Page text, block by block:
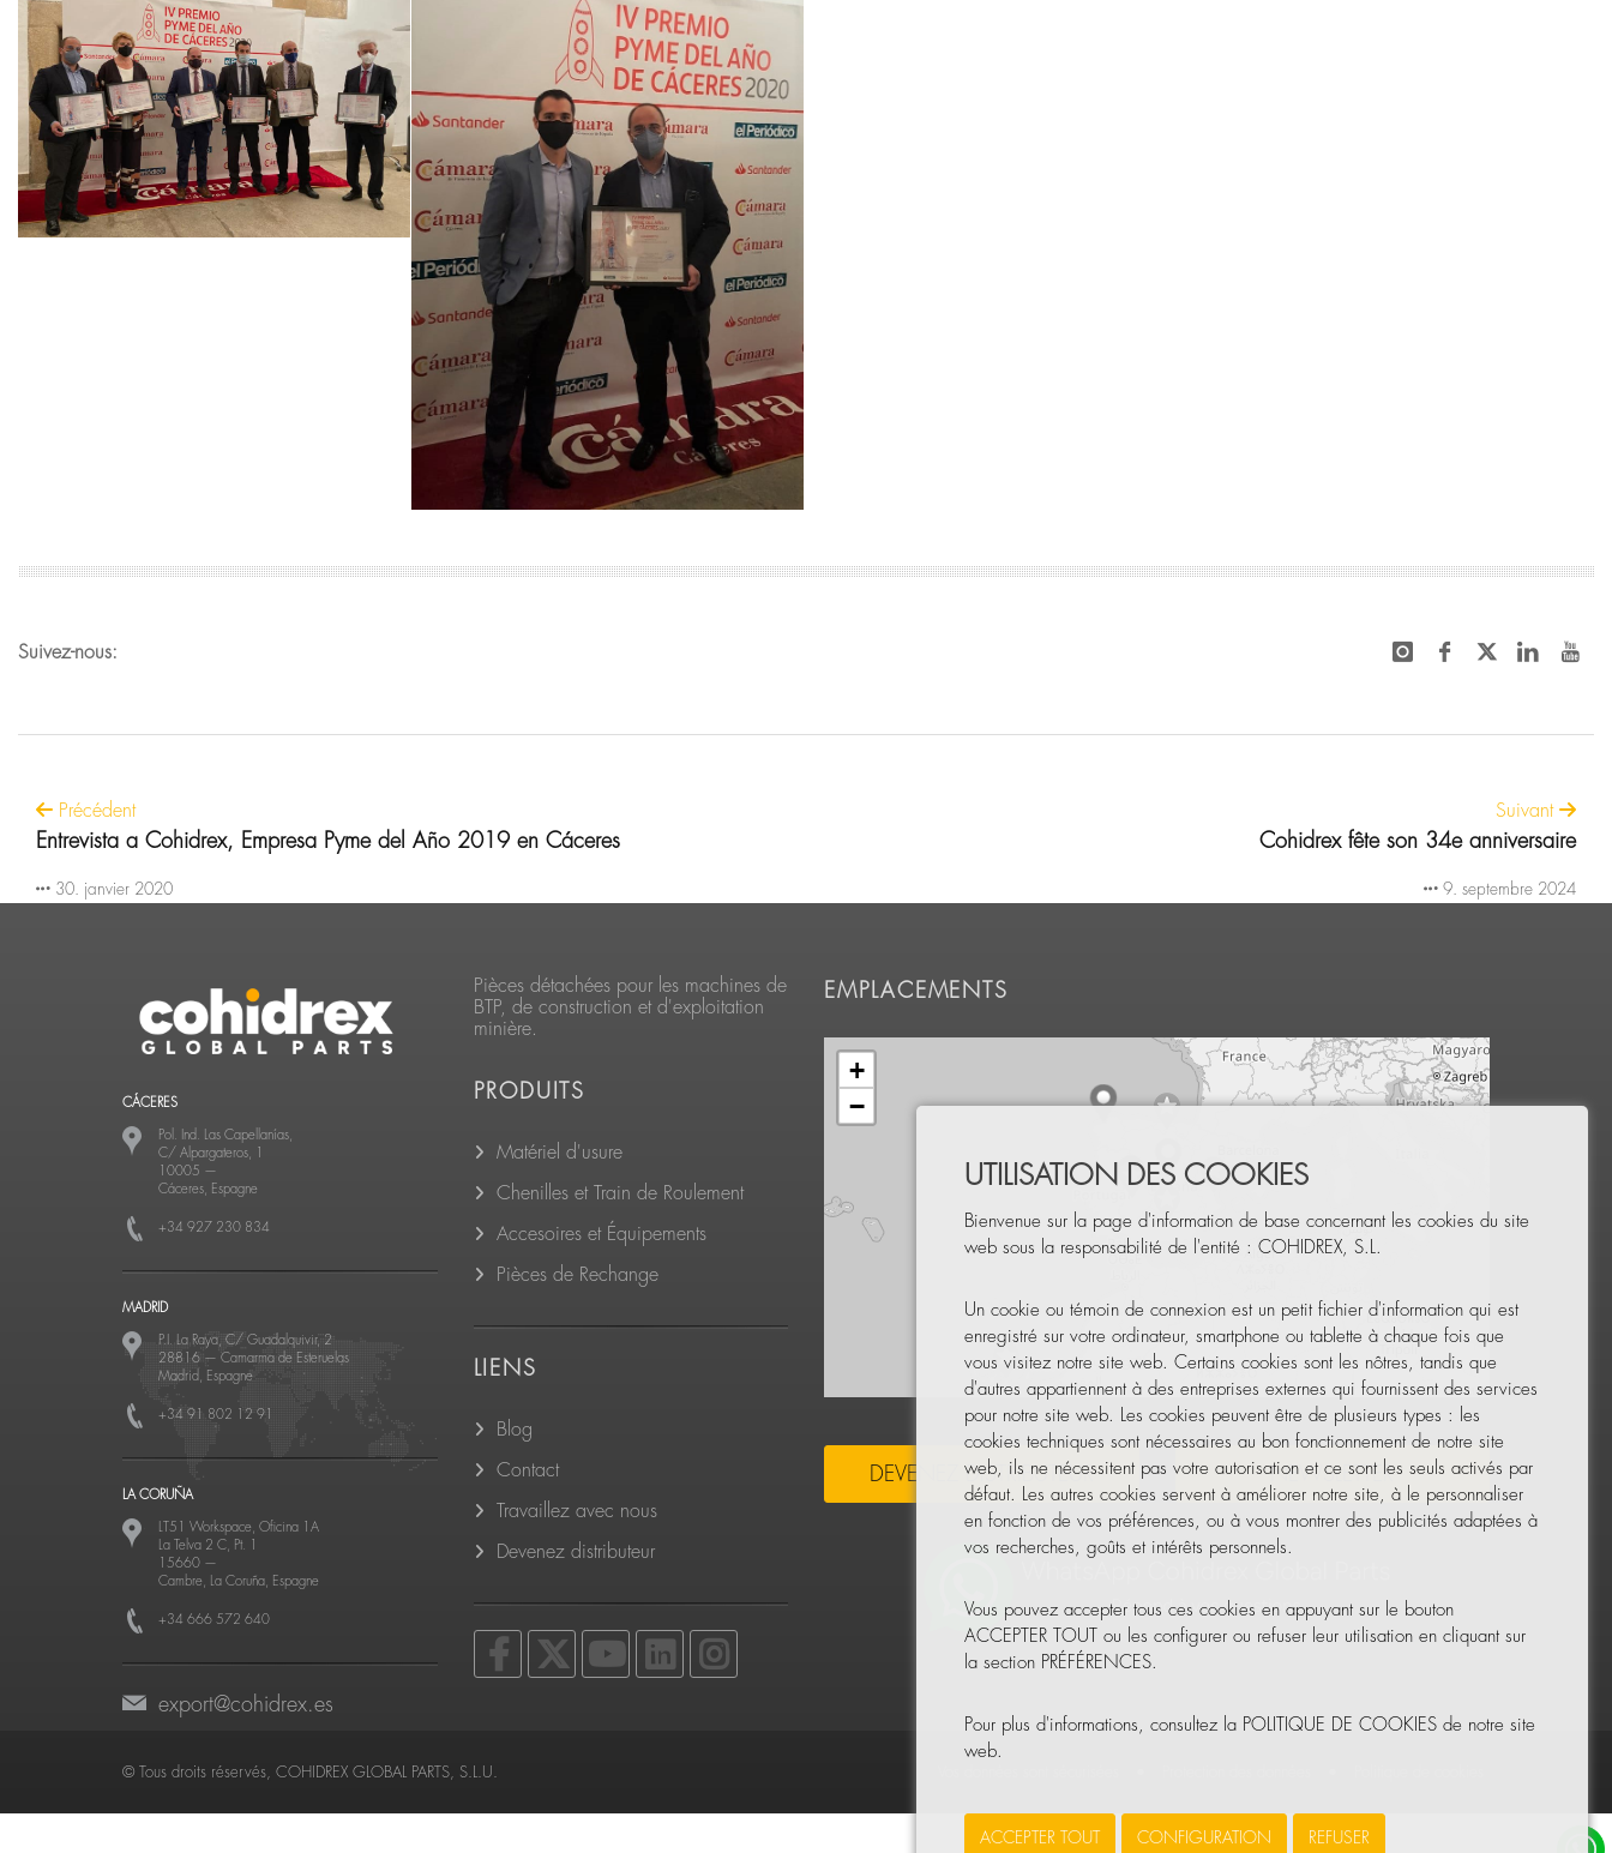
Suivez-nous:
Précédent
Entrevista a Cohidrex, Empresa Pyme del Año 2019 en Cáceres
30. janvier 2020
Suivant
Cohidrex fête son 34e anniversaire
9. septembre 2024
CÁCERES
Pol. Ind. Las Capellanías,
C/ Alpargateros, 1
10005 —
Cáceres, Espagne
+34 927 230 834
MADRID
P.I. La Raya, C/ Guadalquivir, 2
28816 — Camarma de Esteruelas
Madrid, Espagne
+34 91 802 12 91
LA CORUÑA
LT51 Workspace, Oficina 1A
La Telva 2 C, Pt. 1
15660 —
Cambre, La Coruña, Espagne
+34 666 572 640
export@cohidrex.es
Pièces détachées pour les machines de
BTP, de construction et d'exploitation
minière.
PRODUITS
Matériel d'usure
Chenilles et Train de Roulement
Accesoires et Équipements
Pièces de Rechange
LIENS
Blog
Contact
Travaillez avec nous
Devenez distributeur
EMPLACEMENTS
+
−
Leaflet|© OpenStreetMap
DEVENEZ DISTRIBUTEUR NEWSLETTER
© Tous droits réservés, COHIDREX GLOBAL PARTS, S.L.U.
UTILISATION DES COOKIES
Bienvenue sur la page d'information de base concernant les cookies du site
web sous la responsabilité de l'entité : COHIDREX, S.L.
Un cookie ou témoin de connexion est un petit fichier d'information qui est
enregistré sur votre ordinateur, smartphone ou tablette à chaque fois que
vous visitez notre site web. Certains cookies sont les nôtres, tandis que
d'autres appartiennent à des entreprises externes qui fournissent des services
pour notre site web. Les cookies peuvent être de plusieurs types : les
cookies techniques sont nécessaires au bon fonctionnement de notre site
web, ils ne nécessitent pas votre autorisation et ce sont les seuls activés par
défaut. Les autres cookies servent à améliorer notre site, à le personnaliser
en fonction de vos préférences, ou à vous montrer des publicités adaptées à
vos recherches, goûts et intérêts personnels.
Vous pouvez accepter tous ces cookies en appuyant sur le bouton
ACCEPTER TOUT ou les configurer ou refuser leur utilisation en cliquant sur
la section PRÉFÉRENCES.
Pour plus d'informations, consultez la POLITIQUE DE COOKIES de notre site
web.
ACCEPTER TOUT CONFIGURATION REFUSER